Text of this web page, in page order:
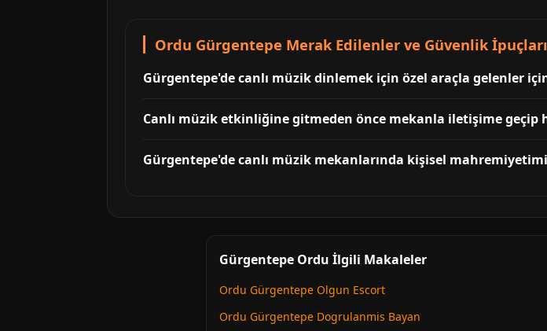
Ordu Gürgentepe Merak Edilenler ve Güvenlik İpuçları
Gürgentepe'de canlı müzik dinlemek için özel araçla gelenler
Canlı müzik etkinliğine gitmeden önce mekanla iletişime
Gürgentepe'de canlı müzik mekanlarında kişisel
Gürgentepe Ordu İlgili Makaleler
Ordu Gürgentepe Olgun Escort
Ordu Gürgentepe Dogrulanmis Bayan